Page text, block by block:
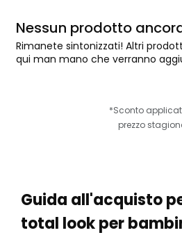
Nessun prodotto
Rimanete sintonizzati! Altri
qui man mano che verranno
*Sconto
prezzo
Guida all'acquisto
total look per